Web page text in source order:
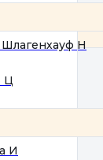
Н
Ц
И